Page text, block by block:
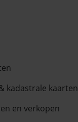
kadastrale kaarten
en verkopen